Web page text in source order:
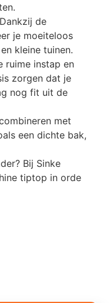
Dankzij de
je moeiteloos
kleine tuinen.
ruime instap en
zorgen dat je
nog fit uit de
met
een dichte bak,
Bij Sinke
tiptop in orde